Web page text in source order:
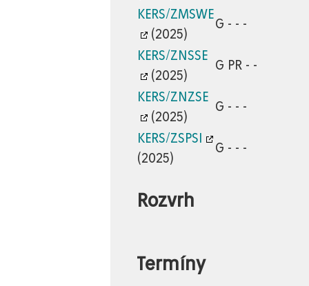
KERS/ZMSWE
(2025)
G - - -
KERS/ZNSSE
(2025)
G PR - -
KERS/ZNZSE
(2025)
G - - -
KERS/ZSPSI
(2025)
G - - -
Rozvrh
Termíny